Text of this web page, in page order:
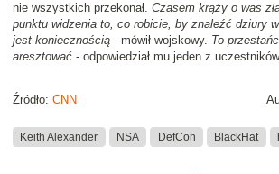
nie wszystkich przekonał. Czasem krąży o was
punktu widzenia to, co robicie, by znaleźć dziury
jest koniecznością - mówił wojskowy. To
aresztować - odpowiedział mu jeden z
Źródło: CNN
Keith Alexander NSA DefCon BlackHat